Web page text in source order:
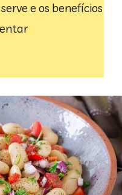
e os benefícios